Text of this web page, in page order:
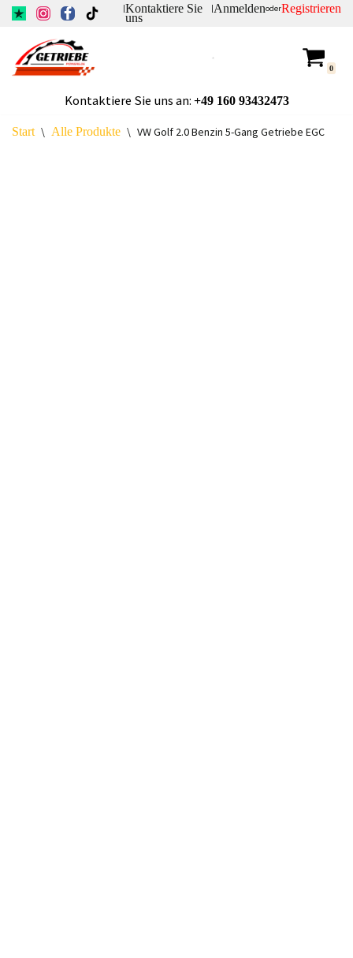
Inhalt
springen
|Kontaktiere Sie
uns
|AnmeldenoderRegistrieren
0
Kontaktiere Sie uns an: +49160 93432473
Start \ Alle Produkte \ VW Golf 2.0 Benzin 5-Gang Getriebe EGC